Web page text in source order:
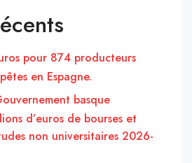
pour 874 producteurs
en Espagne.
basque
d’euros de bourses et
non universitaires 2026-